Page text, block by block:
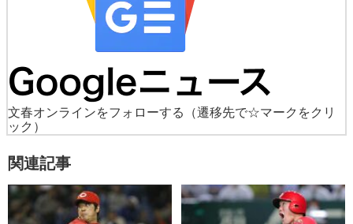
文春オンラインをフォローする
（遷移先で☆マークをクリ
ック）
関連記事